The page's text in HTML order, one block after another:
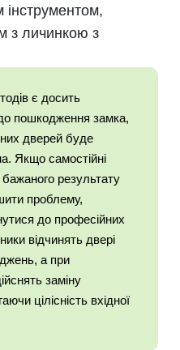
інструментом,
з личинкою з
є досить
пошкодження замка,
дверей буде
Якщо самостійні
результату
проблему,
до професійних
відчинять двері
а при
заміну
цілісність вхідної